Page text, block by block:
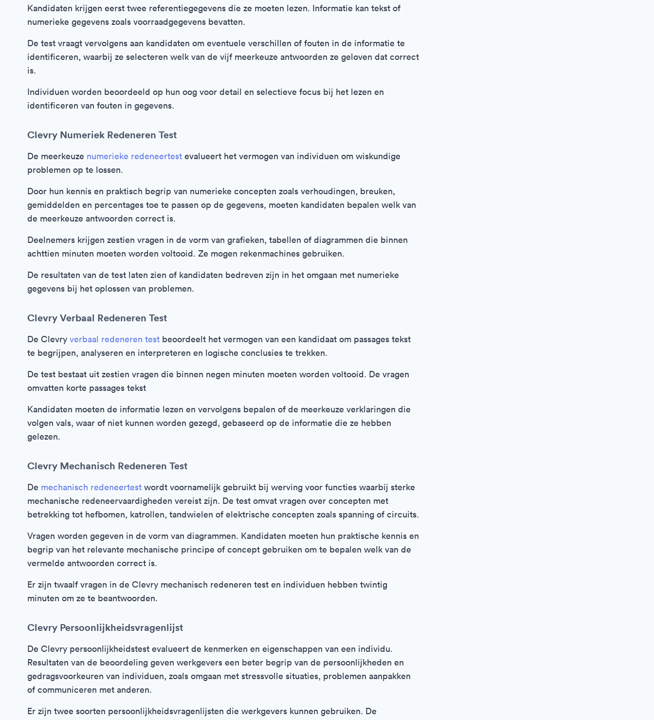
Kandidaten krijgen eerst twee referentiegegevens die ze moeten lezen. Informatie kan tekst of
numerieke gegevens zoals voorraadgegevens bevatten.
De test vraagt vervolgens aan kandidaten om eventuele verschillen of fouten in de informatie te
identificeren, waarbij ze selecteren welk van de vijf meerkeuze antwoorden ze geloven dat correct
is.
Individuen worden beoordeeld op hun oog voor detail en selectieve focus bij het lezen en
identificeren van fouten in gegevens.
Clevry Numeriek Redeneren Test
De meerkeuze numerieke redeneertest evalueert het vermogen van individuen om wiskundige
problemen op te lossen.
Door hun kennis en praktisch begrip van numerieke concepten zoals verhoudingen, breuken,
gemiddelden en percentages toe te passen op de gegevens, moeten kandidaten bepalen welk van
de meerkeuze antwoorden correct is.
Deelnemers krijgen zestien vragen in de vorm van grafieken, tabellen of diagrammen die binnen
achttien minuten moeten worden voltooid. Ze mogen rekenmachines gebruiken.
De resultaten van de test laten zien of kandidaten bedreven zijn in het omgaan met numerieke
gegevens bij het oplossen van problemen.
Clevry Verbaal Redeneren Test
De Clevry verbaal redeneren test beoordeelt het vermogen van een kandidaat om passages tekst
te begrijpen, analyseren en interpreteren en logische conclusies te trekken.
De test bestaat uit zestien vragen die binnen negen minuten moeten worden voltooid. De vragen
omvatten korte passages tekst
Kandidaten moeten de informatie lezen en vervolgens bepalen of de meerkeuze verklaringen die
volgen vals, waar of niet kunnen worden gezegd, gebaseerd op de informatie die ze hebben
gelezen.
Clevry Mechanisch Redeneren Test
De mechanisch redeneertest wordt voornamelijk gebruikt bij werving voor functies waarbij sterke
mechanische redeneervaardigheden vereist zijn. De test omvat vragen over concepten met
betrekking tot hefbomen, katrollen, tandwielen of elektrische concepten zoals spanning of circuits.
Vragen worden gegeven in de vorm van diagrammen. Kandidaten moeten hun praktische kennis en
begrip van het relevante mechanische principe of concept gebruiken om te bepalen welk van de
vermelde antwoorden correct is.
Er zijn twaalf vragen in de Clevry mechanisch redeneren test en individuen hebben twintig
minuten om ze te beantwoorden.
Clevry Persoonlijkheidsvragenlijst
De Clevry persoonlijkheidstest evalueert de kenmerken en eigenschappen van een individu.
Resultaten van de beoordeling geven werkgevers een beter begrip van de persoonlijkheden en
gedragsvoorkeuren van individuen, zoals omgaan met stressvolle situaties, problemen aanpakken
of communiceren met anderen.
Er zijn twee soorten persoonlijkheidsvragenlijsten die werkgevers kunnen gebruiken. De